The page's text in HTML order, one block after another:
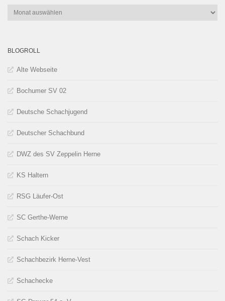
Archiv
BLOGROLL
Alte Webseite
Bochumer SV 02
Deutsche Schachjugend
Deutscher Schachbund
DWZ des SV Zeppelin Herne
KS Haltern
RSG Läufer-Ost
SC Gerthe-Werne
Schach Kicker
Schachbezirk Herne-Vest
Schachecke